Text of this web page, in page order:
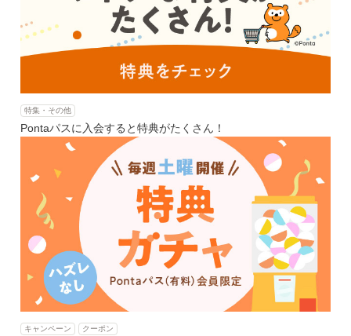
特集・その他
Pontaパスに入会すると特典がたくさん！
キャンペーン クーポン